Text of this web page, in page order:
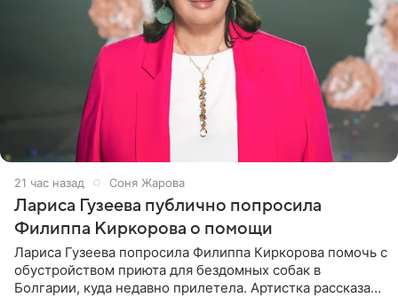
21 час назад Соня Жарова
Лариса Гузеева публично попросила
Филиппа Киркорова о помощи
Лариса Гузеева попросила Филиппа Киркорова помочь с
обустройством приюта для бездомных собак в
Болгарии, куда недавно прилетела. Артистка рассказала